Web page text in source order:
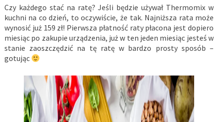
Czy każdego stać na ratę? Jeśli będzie używał Thermomix w
kuchni na co dzień, to oczywiście, że tak. Najniższa rata może
wynosić już 159 zł! Pierwsza płatność raty płacona jest dopiero
miesiąc po zakupie urządzenia, już w ten jeden miesiąc jesteś w
stanie zaoszczędzić na tę ratę w bardzo prosty sposób –
gotując